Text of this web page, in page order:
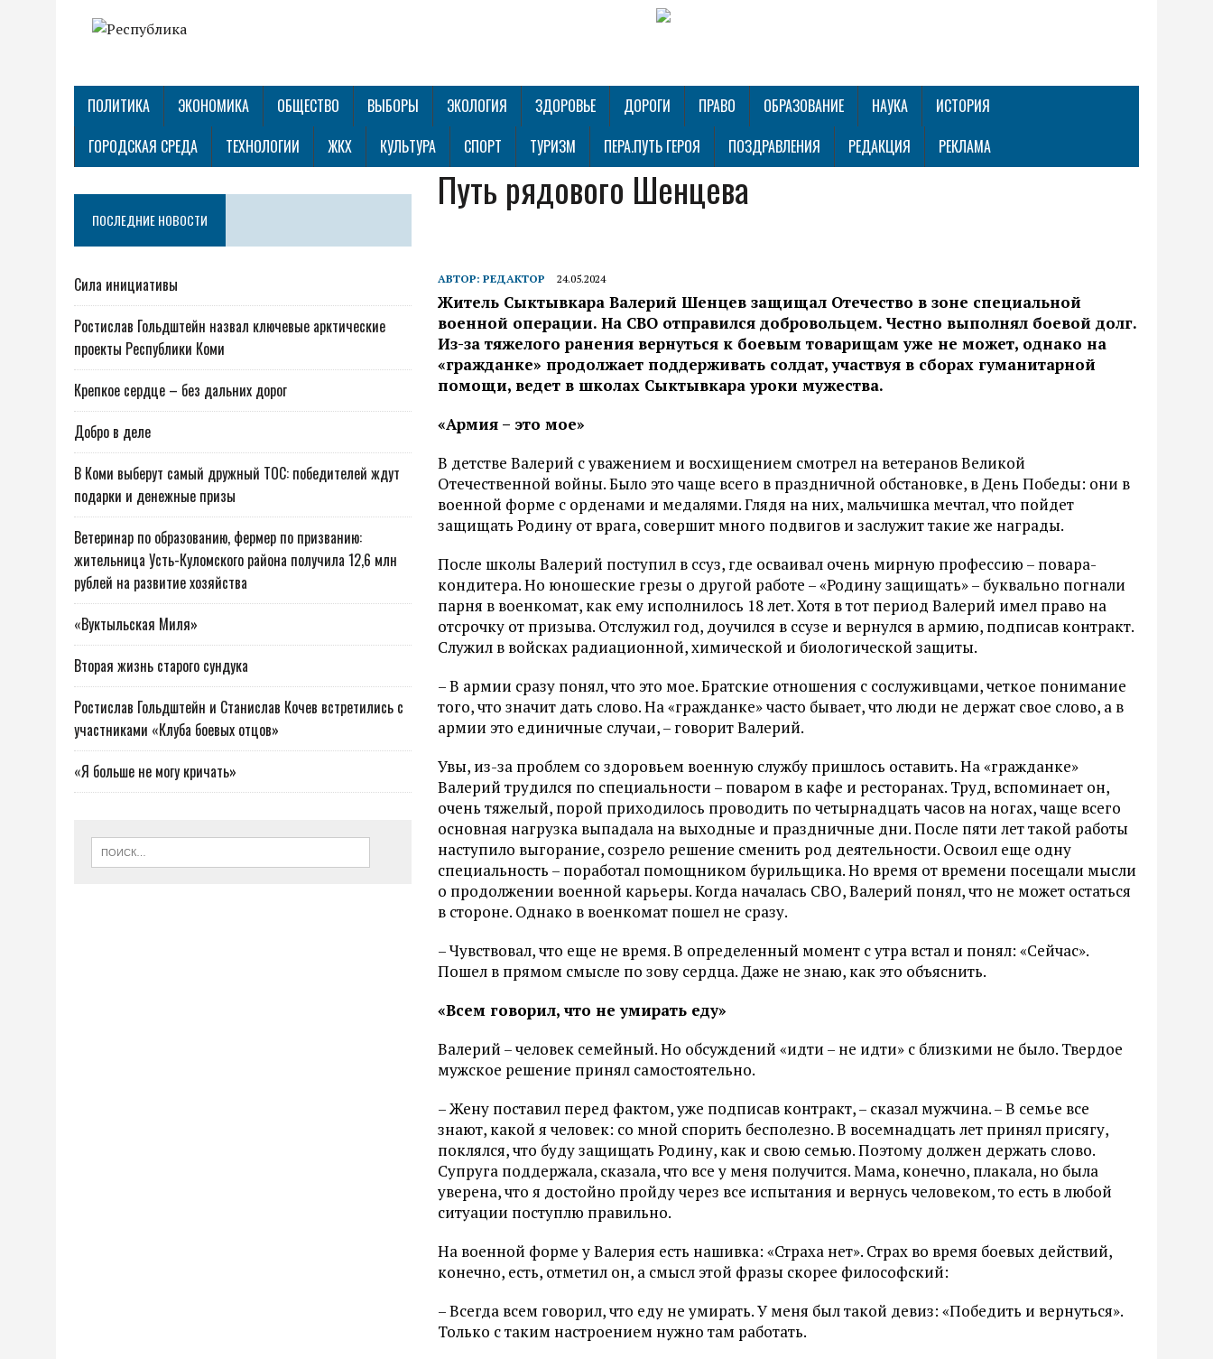
ПОЛИТИКА ЭКОНОМИКА ОБЩЕСТВО ВЫБОРЫ ЭКОЛОГИЯ ЗДОРОВЬЕ ДОРОГИ ПРАВО ОБРАЗОВАНИЕ НАУКА
ИСТОРИЯ
ГОРОДСКАЯ СРЕДА
ТЕХНОЛОГИИ ЖКХ КУЛЬТУРА СПОРТ ТУРИЗМ ПЕРА.ПУТЬ ГЕРОЯ ПОЗДРАВЛЕНИЯ РЕДАКЦИЯ РЕКЛАМА
Путь рядового Шенцева
АВТОР:РЕДАКТОР 24.05.2024
Житель Сыктывкара Валерий Шенцев защищал Отечество в зоне специальной
военной операции. На СВО отправился добровольцем. Честно выполнял боевой долг.
Из-за тяжелого ранения вернуться к боевым товарищам уже не может, однако на
«гражданке» продолжает поддерживать солдат, участвуя в сборах гуманитарной
помощи, ведет в школах Сыктывкара уроки мужества.
«Армия – это мое»
В детстве Валерий с уважением и восхищением смотрел на ветеранов Великой
Отечественной войны. Было это чаще всего в праздничной обстановке, в День Победы: они в
военной форме с орденами и медалями. Глядя на них, мальчишка мечтал, что пойдет
защищать Родину от врага, совершит много подвигов и заслужит такие же награды.
После школы Валерий поступил в ссуз, где осваивал очень мирную профессию – повара-
кондитера. Но юношеские грезы о другой работе – «Родину защищать» – буквально погнали
парня в военкомат, как ему исполнилось 18 лет. Хотя в тот период Валерий имел право на
отсрочку от призыва. Отслужил год, доучился в ссузе и вернулся в армию, подписав контракт.
Служил в войсках радиационной, химической и биологической защиты.
– В армии сразу понял, что это мое. Братские отношения с сослуживцами, четкое понимание
того, что значит дать слово. На «гражданке» часто бывает, что люди не держат свое слово, а в
армии это единичные случаи, – говорит Валерий.
Увы, из-за проблем со здоровьем военную службу пришлось оставить. На «гражданке»
Валерий трудился по специальности – поваром в кафе и ресторанах. Труд, вспоминает он,
очень тяжелый, порой приходилось проводить по четырнадцать часов на ногах, чаще всего
основная нагрузка выпадала на выходные и праздничные дни. После пяти лет такой работы
наступило выгорание, созрело решение сменить род деятельности. Освоил еще одну
специальность – поработал помощником бурильщика. Но время от времени посещали мысли
о продолжении военной карьеры. Когда началась СВО, Валерий понял, что не может остаться
в стороне. Однако в военкомат пошел не сразу.
– Чувствовал, что еще не время. В определенный момент с утра встал и понял: «Сейчас».
Пошел в прямом смысле по зову сердца. Даже не знаю, как это объяснить.
«Всем говорил, что не умирать еду»
Валерий – человек семейный. Но обсуждений «идти – не идти» с близкими не было. Твердое
мужское решение принял самостоятельно.
– Жену поставил перед фактом, уже подписав контракт, – сказал мужчина. – В семье все
знают, какой я человек: со мной спорить бесполезно. В восемнадцать лет принял присягу,
поклялся, что буду защищать Родину, как и свою семью. Поэтому должен держать слово.
Супруга поддержала, сказала, что все у меня получится. Мама, конечно, плакала, но была
уверена, что я достойно пройду через все испытания и вернусь человеком, то есть в любой
ситуации поступлю правильно.
На военной форме у Валерия есть нашивка: «Страха нет». Страх во время боевых действий,
конечно, есть, отметил он, а смысл этой фразы скорее философский:
– Всегда всем говорил, что еду не умирать. У меня был такой девиз: «Победить и вернуться».
Только с таким настроением нужно там работать.
ПОСЛЕДНИЕ НОВОСТИ
Сила инициативы
Ростислав Гольдштейн назвал ключевые арктические
проекты Республики Коми
Крепкое сердце – без дальних дорог
Добро в деле
В Коми выберут самый дружный ТОС: победителей ждут
подарки и денежные призы
Ветеринар по образованию, фермер по призванию:
жительница Усть-Куломского района получила 12,6 млн
рублей на развитие хозяйства
«Вуктыльская Миля»
Вторая жизнь старого сундука
Ростислав Гольдштейн и Станислав Кочев встретились с
участниками «Клуба боевых отцов»
«Я больше не могу кричать»